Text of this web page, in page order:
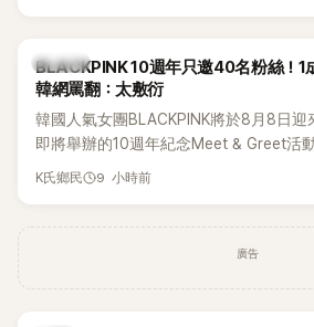
K-POP
BLACKPINK 10週年只邀40名粉絲！1
韓網罵翻：太敷衍
韓國人氣女團BLACKPINK將於8月8日迎
即將舉辦的10週年紀念Meet & Greet活
合體。根據韓媒《MyDaily》7日報導，當
K氏鄉民 9 小時前
廣告